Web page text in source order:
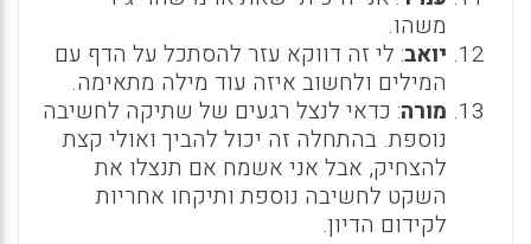
משהו.
יואב: לי זה דווקא עזר להסתכל על הדף עם
המילים ולחשוב איזה עוד מילה מתאימה.
מורה: כדאי לנצל רגעים של שתיקה לחשיבה
נוספת. בהתחלה זה יכול להביך ואולי קצת
להצחיק, אבל אני אשמח אם תנצלו את
השקט לחשיבה נוספת ותיקחו אחריות
לקידום הדיון.